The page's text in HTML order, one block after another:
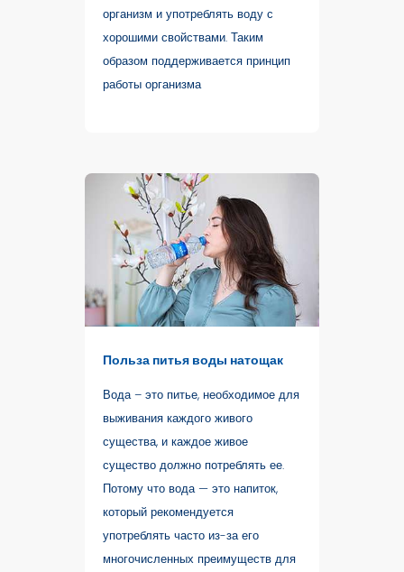
организм и употреблять воду с
хорошими свойствами. Таким
образом поддерживается принцип
работы организма
Польза питья воды натощак
Вода – это питье, необходимое для
выживания каждого живого
существа, и каждое живое
существо должно потреблять ее.
Потому что вода — это напиток,
который рекомендуется
употреблять часто из-за его
многочисленных преимуществ для